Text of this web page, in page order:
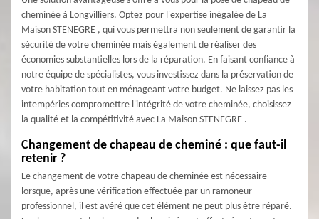
cheminée à Longvilliers. Optez pour l'expertise inégalée de La
Maison STENEGRE , qui vous permettra non seulement de garantir la
sécurité de votre cheminée mais également de réaliser des
économies substantielles lors de la réparation. En faisant confiance à
notre équipe de spécialistes, vous investissez dans la préservation de
votre habitation tout en ménageant votre budget. Ne laissez pas les
intempéries compromettre l'intégrité de votre cheminée, choisissez
la qualité et la compétitivité avec La Maison STENEGRE .
Changement de chapeau de cheminé : que faut-il
retenir ?
Le changement de votre chapeau de cheminée est nécessaire
lorsque, après une vérification effectuée par un ramoneur
professionnel, il est avéré que cet élément ne peut plus être réparé.